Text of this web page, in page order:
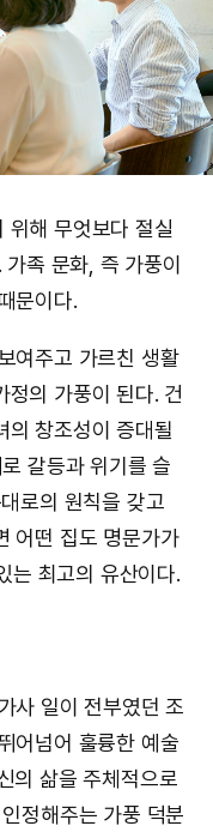
위해 무엇보다 절실
족 문화, 즉 가풍이
문이다.
여주고 가르친 생활
정의 가풍이 된다. 건
의 창조성이 증대될
갈등과 위기를 슬
로의 원칙을 갖고
어떤 집도 명문가가
는 최고의 유산이다.
사 일이 전부였던 조
어넘어 훌륭한 예술
의 삶을 주체적으로
정해주는 가풍 덕분